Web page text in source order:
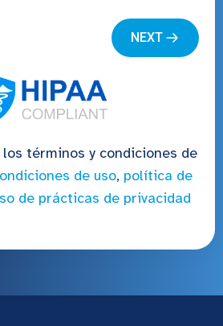
términos y condiciones de
de uso, política de
de prácticas de privacidad